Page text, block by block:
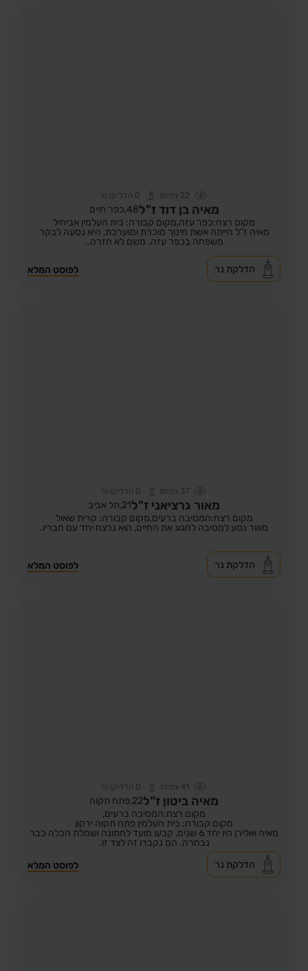
22 צפיות 0 הדליקו נר
מאיה בן דוד ז"ל48, כפר חיים
מקום רצח:כפר עזה,מקום קבורה: בית העלמין אביחיל
מאיה ז"ל הייתה אשת חינוך מוכרת ומוערכת, היא נסעה לבקר
משפחה בכפר עזה. משם לא חזרה..
לפוסט המלא הדלקת נר
37 צפיות 0 הדליקו נר
מאור גרציאני ז"ל21, תל אביב
מקום רצח:המסיבה ברעים,מקום קבורה: קרית שאול
מאור נסע למסיבה לחגוג את החיים, הוא נרצח יחד עם חבריו.
לפוסט המלא הדלקת נר
41 צפיות 0 הדליקו נר
מאיה ביטון ז"ל22, פתח תקוה
מקום רצח:המסיבה ברעים,
מקום קבורה: בית העלמין פתח תקוה ירקון
מאיה ואלירן היו יחד 6 שנים, קבעו מועד לחתונה ושמלת הכלה כבר
נבחרה. הם נקברו זה לצד זו.
לפוסט המלא
הדלקת נר